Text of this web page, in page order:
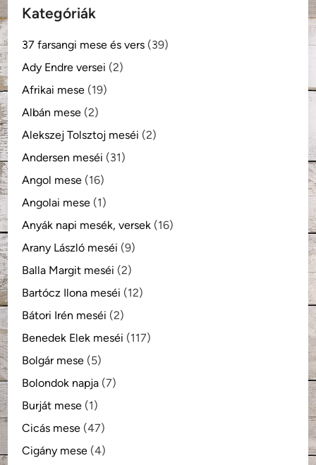
Kategóriák
37 farsangi mese és vers (39)
Ady Endre versei (2)
Afrikai mese (19)
Albán mese (2)
Alekszej Tolsztoj meséi (2)
Andersen meséi (31)
Angol mese (16)
Angolai mese (1)
Anyák napi mesék, versek (16)
Arany László meséi (9)
Balla Margit meséi (2)
Bartócz Ilona meséi (12)
Bátori Irén meséi (2)
Benedek Elek meséi (117)
Bolgár mese (5)
Bolondok napja (7)
Burját mese (1)
Cicás mese (47)
Cigány mese (4)